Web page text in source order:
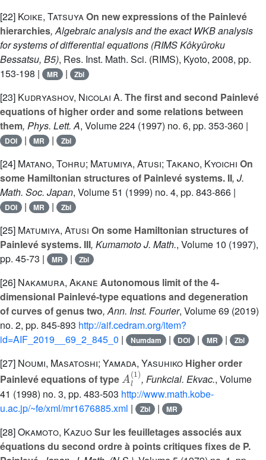
[22] Koike, TatsuyaOn new expressions of the Painlevé
hierarchies, Algebraic analysis and the exact WKB analysis
for systems of differential equations (RIMS Kôkyûroku
Bessatsu, B5), Res. Inst. Math. Sci. (RIMS), Kyoto, 2008, pp.
153-198 |
MR | Zbl
[23] Kudryashov, Nicolai A. The first and second Painlevé
equations of higher order and some relations between
them, Phys. Lett. A, Volume 224 (1997) no. 6, pp. 353-360 |
DOI | MR | Zbl
[24] Matano, Tohru; Matumiya, Atusi; Takano, Kyoichi On
some Hamiltonian structures of Painlevé systems. II, J.
Math. Soc. Japan, Volume 51 (1999) no. 4, pp. 843-866 |
DOI | MR | Zbl
[25] Matumiya, Atusi On some Hamiltonian structures of
Painlevé systems. III, Kumamoto J. Math., Volume 10 (1997),
pp. 45-73 |
MR | Zbl
[26] Nakamura, Akane Autonomous limit of the 4-
dimensional Painlevé-type equations and degeneration
of curves of genus two, Ann. Inst. Fourier, Volume 69 (2019)
no. 2, pp. 845-893 http://aif.cedram.org/item?
id=AIF_2019__69_2_845_0 | Numdam | DOI | MR | Zbl
[27] Noumi, Masatoshi; Yamada, Yasuhiko Higher order
Painlevé equations of type
Al(1 )
, Funkcial. Ekvac., Volume
41 (1998) no. 3, pp. 483-503 http://www.math.kobe-
u.ac.jp/~fe/xml/mr1676885.xml | Zbl | MR
[28]Okamoto, KazuoSur les feuilletages associés aux
équations du second ordre à points critiques fixes de P.